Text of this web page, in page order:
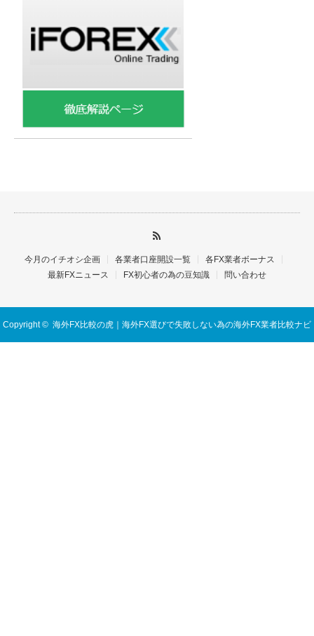
今月のイチオシ企画 各業者口座開設一覧
各FX業者ボーナス
最新FXニュース
FX初心者の為の豆知識 問い合わせ
Copyright © 海外FX比較の虎｜海外FX選びで失敗しない為の海外FX業者比較ナビ